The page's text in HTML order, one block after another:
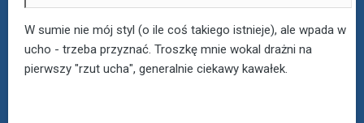
W sumie nie mój styl (o ile coś takiego istnieje), ale wpada w
ucho - trzeba przyznać. Troszkę mnie wokal drażni na
pierwszy "rzut ucha", generalnie ciekawy kawałek.